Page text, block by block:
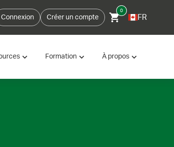
Connexion Créer un compte
0
FR
Formation À propos